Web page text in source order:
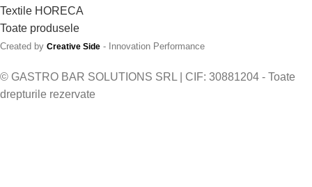
Textile HORECA
Toate produsele
Created by Creative Side - Innovation Performance
© GASTRO BAR SOLUTIONS SRL | CIF: 30881204 - Toate
drepturile rezervate